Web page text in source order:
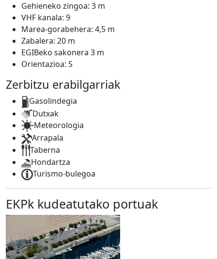
Gehieneko zingoa: 3 m
VHF kanala: 9
Marea-gorabehera: 4,5 m
Zabalera: 20 m
EGIBeko sakonera 3 m
Orientazioa: S
Zerbitzu erabilgarriak
Gasolindegia
Dutxak
Meteorologia
Arrapala
Taberna
Hondartza
Turismo-bulegoa
EKPk kudeatutako portuak